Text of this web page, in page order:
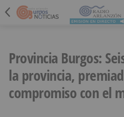
Provincia Burgos:
la provincia,
compromiso con el